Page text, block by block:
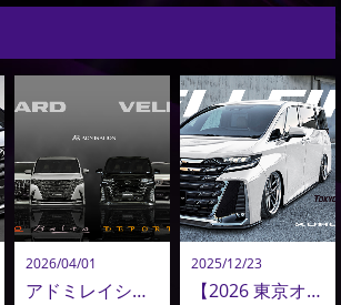
2026/04/01
アドミレイションがおすすめする、アルファード＆ヴェルファイア エアロパーツコレクション
2025/12/23
【2026 東京オートサロン出展車両紹介その２】 ADMIRATIONが描く、40系ヴェルファイアの“次なるステージ